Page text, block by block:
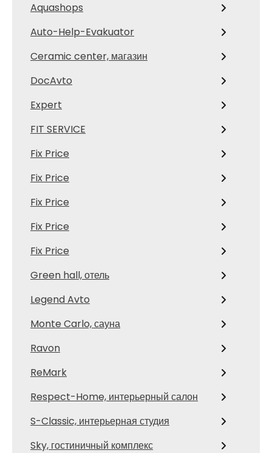
Aquashops
Auto-Help-Evakuator
Ceramic center, магазин
DocAvto
Expert
FIT SERVICE
Fix Price
Fix Price
Fix Price
Fix Price
Fix Price
Green hall, отель
Legend Avto
Monte Carlo, сауна
Ravon
ReMark
Respect-Home, интерьерный салон
S-Classic, интерьерная студия
Sky, гостиничный комплекс